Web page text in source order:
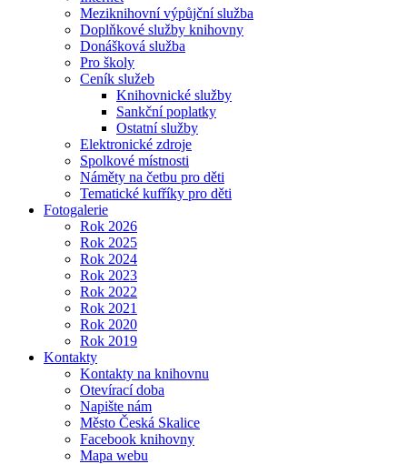
Meziknihovní výpůjční služba
Doplňkové služby knihovny
Donášková služba
Pro školy
Ceník služeb
Knihovnické služby
Sankční poplatky
Ostatní služby
Elektronické zdroje
Spolkové místnosti
Náměty na četbu pro děti
Tematické kufříky pro děti
Fotogalerie
Rok 2026
Rok 2025
Rok 2024
Rok 2023
Rok 2022
Rok 2021
Rok 2020
Rok 2019
Kontakty
Kontakty na knihovnu
Otevírací doba
Napište nám
Město Česká Skalice
Facebook knihovny
Mapa webu